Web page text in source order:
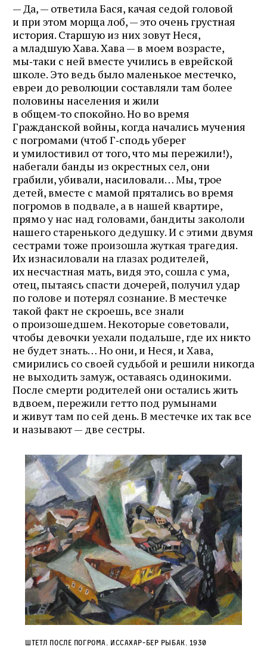
— Да, — ответила Бася, качая седой головой
и при этом морща лоб, — это очень грустная
история. Старшую из них зовут Неся,
а младшую Хава. Хава — в моем возрасте,
мы‑таки с ней вместе учились в еврейской
школе. Это ведь было маленькое местечко,
евреи до революции составляли там более
половины населения и жили
в общем‑то спокойно. Но во время
Гражданской войны, когда начались мучения
с погромами (чтоб Г‑сподь уберег
и умилостивил от того, что мы пережили!),
набегали банды из окрестных сел, они
грабили, убивали, насиловали… Мы, трое
детей, вместе с мамой прятались во время
погромов в подвале, а в нашей квартире,
прямо у нас над головами, бандиты закололи
нашего старенького дедушку. И с этими двумя
сестрами тоже произошла жуткая трагедия.
Их изнасиловали на глазах родителей,
их несчастная мать, видя это, сошла с ума,
отец, пытаясь спасти дочерей, получил удар
по голове и потерял сознание. В местечке
такой факт не скроешь, все знали
о произошедшем. Некоторые советовали,
чтобы девочки уехали подальше, где их никто
не будет знать… Но они, и Неся, и Хава,
смирились со своей судьбой и решили никогда
не выходить замуж, оставаясь одинокими.
После смерти родителей они остались жить
вдвоем, пережили гетто под румынами
и живут там по сей день. В местечке их так все
и называют — две сестры.
Штетл после погрома. Иссахар‑Бер Рыбак. 1930